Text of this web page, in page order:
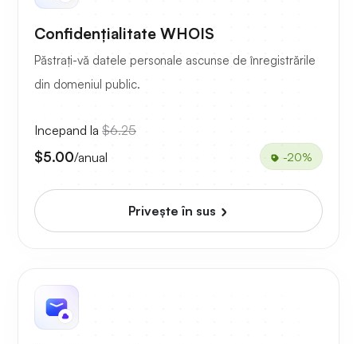
Confidențialitate WHOIS
Păstrați-vă datele personale ascunse de înregistrările
din domeniul public.
Incepand la $6.25
$5.00/anual -20%
Priveşte în sus